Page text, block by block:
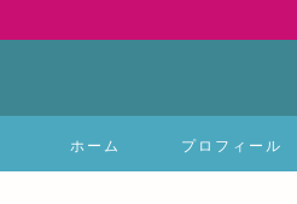
ホーム プロフィール